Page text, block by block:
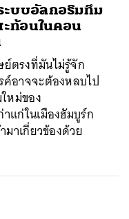
ะบบอัลกอริมทึม
ท้อนในคอน
ตรงที่มันไม่รู้จัก
อาจจะต้องหลบไป
หม่ของ
แก่ในเมืองฮัมบูร์ก
มาเกี่ยวข้องด้วย